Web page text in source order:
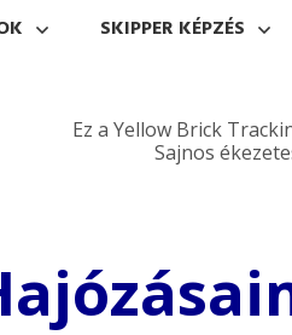
SKIPPER KÉPZÉS
Ez a Yellow Brick
Sajnos